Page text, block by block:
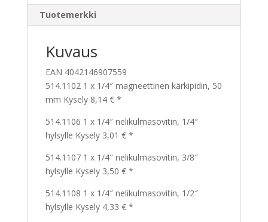
Tuotemerkki
Kuvaus
EAN 4042146907559
514.1102 1 x 1/4″ magneettinen kärkipidin, 50
mm Kysely 8,14 € *
514.1106 1 x 1/4″ nelikulmasovitin, 1/4″
hylsylle Kysely 3,01 € *
514.1107 1 x 1/4″ nelikulmasovitin, 3/8″
hylsylle Kysely 3,50 € *
514.1108 1 x 1/4″ nelikulmasovitin, 1/2″
hylsylle Kysely 4,33 € *